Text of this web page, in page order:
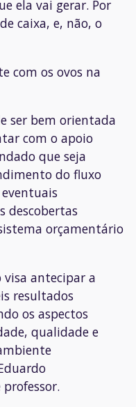
ela vai gerar. Por
caixa, e, não, o
com os ovos na
ser bem orientada
com o apoio
que seja
do fluxo
descobertas
orçamentário
antecipar a
resultados
os aspectos
qualidade e